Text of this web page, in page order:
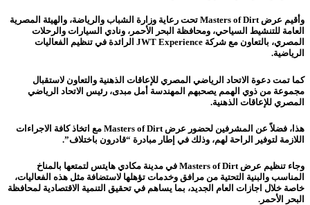
وأقيم عرض Masters of Dirt تحت رعاية وزارة الشباب والرياضة، والهيئة المصرية
العامة للتنشيط السياحي، ومحافظة البحر الأحمر، ونادي السيارات والرحلات
المصري، بالتعاون مع شركة JWT Experience الرائدة في تنظيم الفعاليات
الرياضية.
كما تمت دعوة الاتحاد الرياضي المصري للإعاقات الذهنية والتعاون لاستقبال
مجموعة من ذوي الهمم يصحبهم المهندسة أمل مبدى، رئيس الاتحاد الرياضي
المصري للإعاقات الذهنية.
هذا، فضلاً عن المشرفين لحضور عرض Masters of Dirt مع اتخاذ كافة الاجراءات
اللازمة لتوفير الراحة لهم، وذلك في إطار مبادرة “قادرون باختلاف”.
وجاء تنظيم عرض Masters of Dirt في مدينة مكادي هايتس لتمتعها بالمناخ
المناسب والبنية التحتية من مرافق وخدمات تؤهلها لاستضافة مثل هذه الفعاليات،
خاصة خلال اجازات العام الجديد، بما يساهم في تحقيق التنمية الاقتصادية لمحافظة
البحر الأحمر.